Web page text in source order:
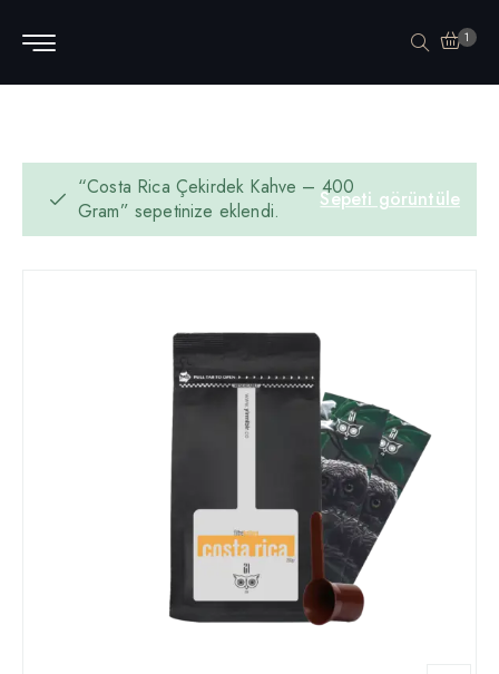
1
Sepeti görüntüle
“Costa Rica Çekirdek Kahve – 400
Gram” sepetinize eklendi.